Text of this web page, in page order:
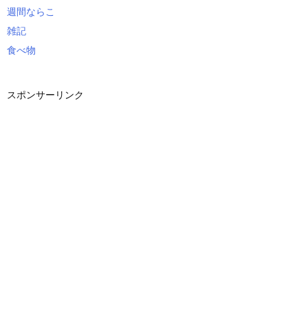
週間ならこ
雑記
食べ物
スポンサーリンク